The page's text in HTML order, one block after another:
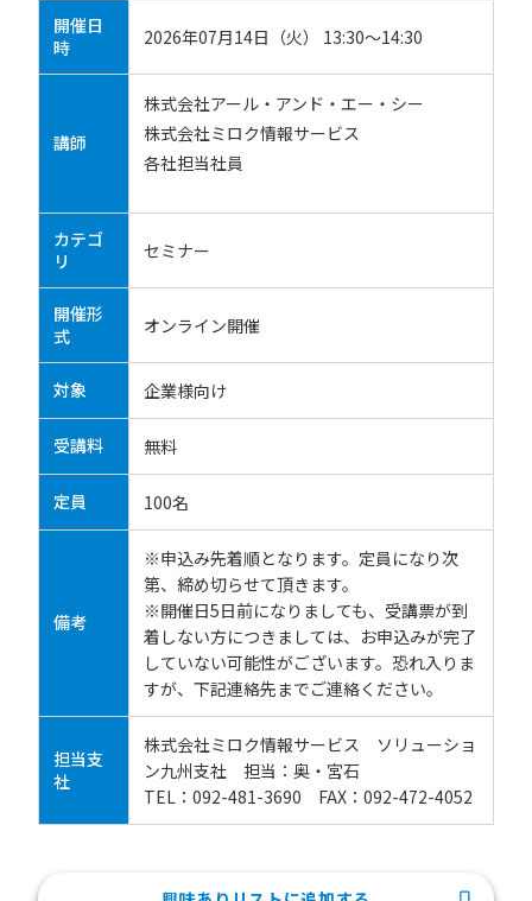
開催日
時
2026年07月14日（火） 13:30～14:30
講師
株式会社アール・アンド・エー・シー
株式会社ミロク情報サービス
各社担当社員
カテゴ
リ
セミナー
開催形
式
オンライン開催
対象 企業様向け
受講料 無料
定員 100名
備考
※申込み先着順となります。定員になり次
第、締め切らせて頂きます。
※開催日5日前になりましても、受講票が到
着しない方につきましては、お申込みが完了
していない可能性がございます。恐れ入りま
すが、下記連絡先までご連絡ください。
担当支
社
株式会社ミロク情報サービス ソリューショ
ン九州支社 担当：奥・宮石
TEL：092-481-3690 FAX：092-472-4052